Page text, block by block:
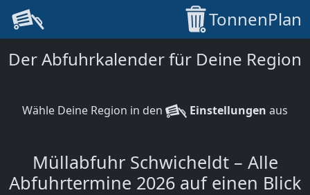
TonnenPlan
Der Abfuhrkalender für Deine Region
Wähle Deine Region in den Einstellungen aus
Müllabfuhr Schwicheldt – Alle
Abfuhrtermine 2026 auf einen Blick